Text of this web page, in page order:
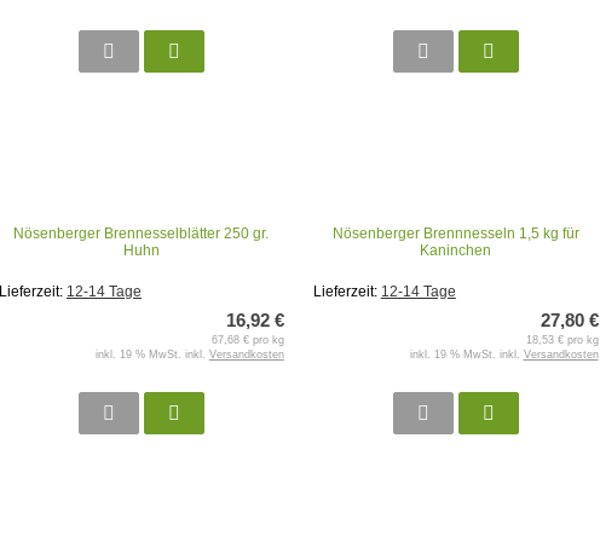
Nösenberger Brennesselblätter 250 gr.
Huhn
Lieferzeit: 12-14 Tage
16,92 €
67,68 € pro kg
inkl. 19 % MwSt. inkl. Versandkosten
Nösenberger Brennnesseln 1,5 kg für
Kaninchen
Lieferzeit: 12-14 Tage
27,80 €
18,53 € pro kg
inkl. 19 % MwSt. inkl. Versandkosten